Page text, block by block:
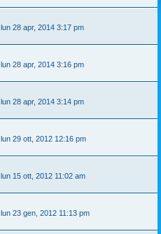
lun 28 apr, 2014 3:17 pm
lun 28 apr, 2014 3:16 pm
lun 28 apr, 2014 3:14 pm
lun 29 ott, 2012 12:16 pm
lun 15 ott, 2012 11:02 am
lun 23 gen, 2012 11:13 pm